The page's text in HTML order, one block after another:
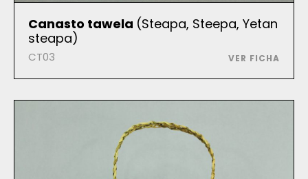
Canasto tawela (Steapa, Steepa, Yetan
steapa)
CT03 VER FICHA